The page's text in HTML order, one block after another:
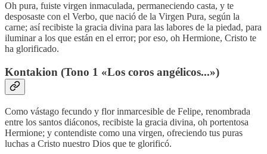
Oh pura, fuiste virgen inmaculada, permaneciendo casta, y te
desposaste con el Verbo, que nació de la Virgen Pura, según la
carne; así recibiste la gracia divina para las labores de la piedad, para
iluminar a los que están en el error; por eso, oh Hermione, Cristo te
ha glorificado.
Kontakion (Tono 1 «Los coros angélicos...»)
Como vástago fecundo y flor inmarcesible de Felipe, renombrada
entre los santos diáconos, recibiste la gracia divina, oh portentosa
Hermione; y contendiste como una virgen, ofreciendo tus puras
luchas a Cristo nuestro Dios que te glorificó.